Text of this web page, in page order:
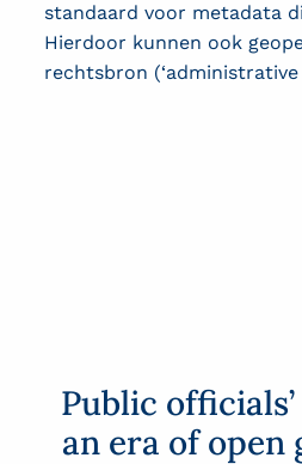
standaard voor metadata
Hierdoor kunnen ook
rechtsbron (‘administrative
Public
an era of